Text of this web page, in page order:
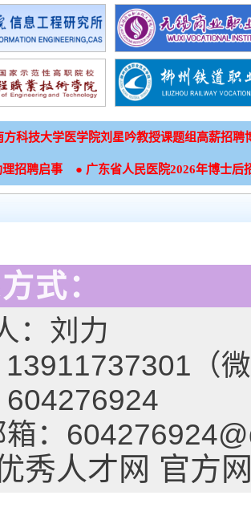
方科技大学医学院刘星吟教授课题组高薪招聘
理招聘启事 ● 广东省人民医院2026年博士后
式：
：刘力
13911737301（
604276924
箱：
秀人才网 官方